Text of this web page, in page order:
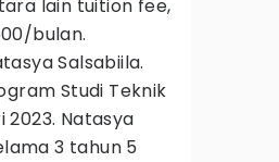
lain tuition fee,
bulan.
Salsabiila.
Studi Teknik
2023. Natasya
3 tahun 5